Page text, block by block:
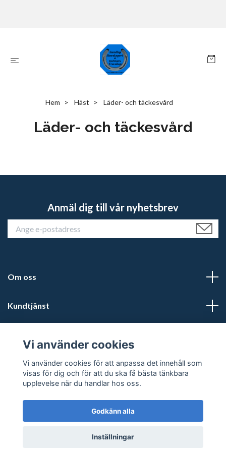
Hem Häst Läder- och täckesvård
Läder- och täckesvård
Anmäl dig till vår nyhetsbrev
Om oss
Kundtjänst
Sociala medier
© 2026 Kalmars TravshopPowered by Quickbutik
Vi använder cookies
Vi använder cookies för att anpassa det innehåll som
visas för dig och för att du ska få bästa tänkbara
upplevelse när du handlar hos oss.
Godkänn alla
Inställningar